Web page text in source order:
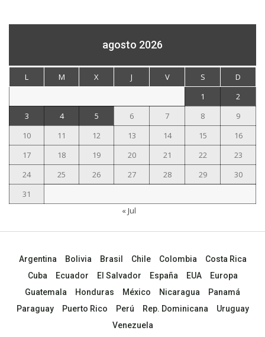
agosto 2026
L M X J V S
D
1
2
3
4 5 6 7 8
9
10
11 12 13 14 15
16
17
18 19 20 21 22
23
24
25 26 27 28 29
30
31
« Jul
Argentina Bolivia Brasil Chile Colombia
Costa Rica
Cuba
Ecuador El Salvador España EUA
Europa
Guatemala
Honduras México Nicaragua
Panamá
Paraguay
Puerto Rico Perú Rep. Dominicana
Uruguay
Venezuela